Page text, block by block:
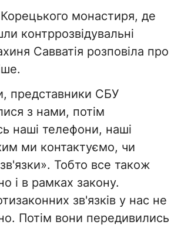
монастиря, де
контррозвідувальні
Савватія розповіла про
представники СБУ
з нами, потім
наші телефони, наші
ми контактуємо, чи
Тобто все також
і в рамках закону.
зв'язків у нас не
Потім вони передивились